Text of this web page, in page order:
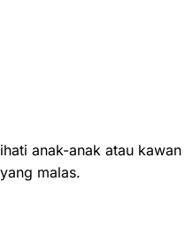
anak-anak atau kawan
malas.